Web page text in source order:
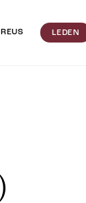
LEDEN